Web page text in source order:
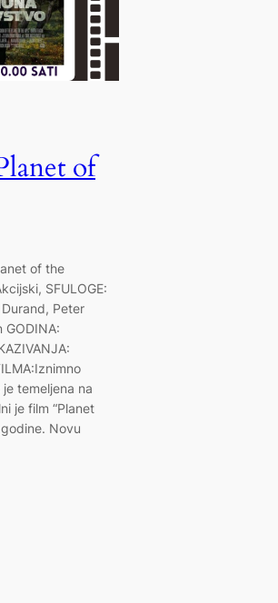
of
of the
SFULOGE:
Peter
GODINA:
temeljena na
je film “Planet
Novu